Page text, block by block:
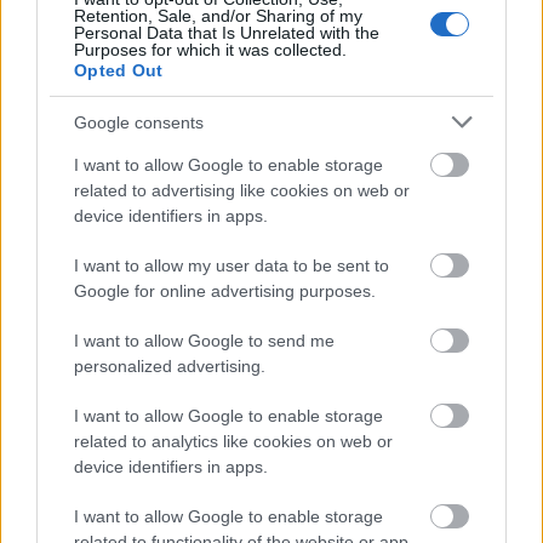
Retention, Sale, and/or Sharing of my
Personal Data that Is Unrelated with the
Purposes for which it was collected.
Opted Out
Google consents
I want to allow Google to enable storage
related to advertising like cookies on web or
device identifiers in apps.
I want to allow my user data to be sent to
Google for online advertising purposes.
I want to allow Google to send me
personalized advertising.
I want to allow Google to enable storage
related to analytics like cookies on web or
device identifiers in apps.
I want to allow Google to enable storage
fii mai fericita in 30 de zile
Cele mai nerușinate zodii. Nu apreciază
nimic din ce le oferi
grătarul de grădină care îți vor ușura
gătitul